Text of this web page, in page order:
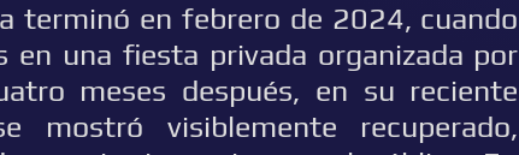
terminó en febrero de 2024, cuando
en una fiesta privada organizada por
meses después, en su reciente
mostró visiblemente recuperado,